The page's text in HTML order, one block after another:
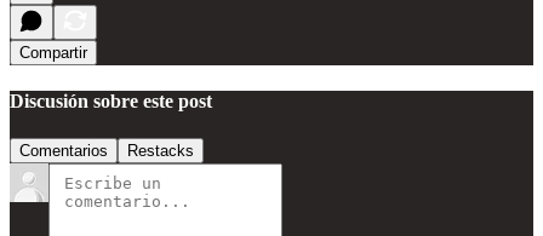
Compartir
Discusión sobre este post
Comentarios Restacks